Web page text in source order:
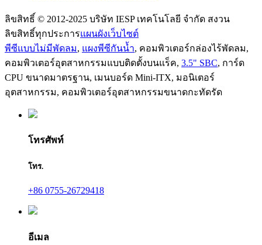
ลิขสิทธิ์ © 2012-2025 บริษัท IESP เทคโนโลยี จำกัด สงวน
ลิขสิทธิ์ทุกประการแผนผังเว็บไซต์
พีซีแบบไม่มีพัดลม, แผงพีซีกันน้ำ, คอมพิวเตอร์กล่องไร้พัดลม,
คอมพิวเตอร์อุตสาหกรรมแบบติดตั้งบนแร็ค, 3.5" SBC, การ์ด
CPU ขนาดมาตรฐาน, เมนบอร์ด Mini-ITX, มอนิเตอร์
อุตสาหกรรม, คอมพิวเตอร์อุตสาหกรรมขนาดกะทัดรัด
โทรศัพท์
โทร.
+86 0755-26729418
อีเมล